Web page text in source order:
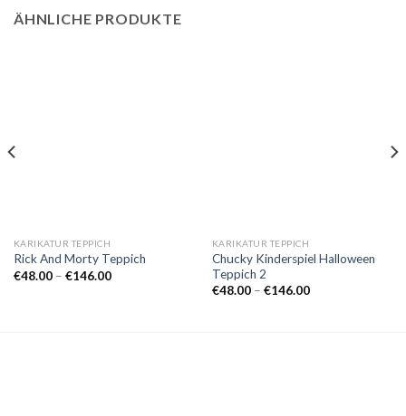
ÄHNLICHE PRODUKTE
KARIKATUR TEPPICH
Rick And Morty Teppich
€48.00 – €146.00Preisspanne:
KARIKATUR TEPPICH
Chucky Kinderspiel Halloween
Teppich 2
€48.00 – €146.00Preisspanne: